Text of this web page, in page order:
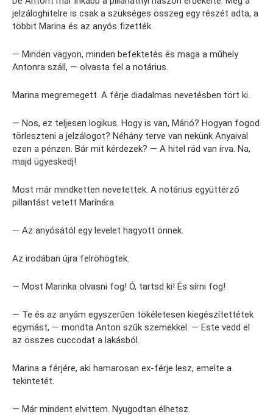
jelzáloghitelre is csak a szükséges összeg egy részét adta, a
többit Marina és az anyós fizették.
— Minden vagyon, minden befektetés és maga a műhely
Antonra száll, — olvasta fel a notárius.
Marina megremegett. A férje diadalmas nevetésben tört ki.
— Nos, ez teljesen logikus. Hogy is van, Márió? Hogyan fogod
törleszteni a jelzálogot? Néhány terve van nekünk Anyaival
ezen a pénzen. Bár mit kérdezek? — A hitel rád van írva. Na,
majd ügyeskedj!
Most már mindketten nevetettek. A notárius együttérző
pillantást vetett Marínára.
— Az anyósától egy levelet hagyott önnek.
Az irodában újra felröhögtek.
— Most Marinka olvasni fog! Ó, tartsd ki! És sírni fog!
— Te és az anyám egyszerűen tökéletesen kiegészítettétek
egymást, — mondta Anton szűk szemekkel. — Este vedd el
az összes cuccodat a lakásból.
Marina a férjére, aki hamarosan ex-férje lesz, emelte a
tekintetét.
— Már mindent elvittem. Nyugodtan élhetsz.